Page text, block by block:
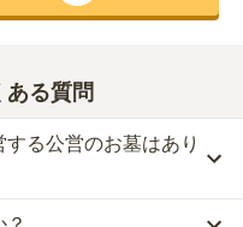
る質問
る公営のお墓はあり